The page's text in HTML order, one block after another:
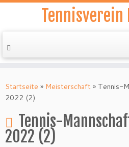
Inhalt
springen
Tennisverein
Startseite » Meisterschaft » Tennis-
2022 (2)
Tennis-
2022 (2)